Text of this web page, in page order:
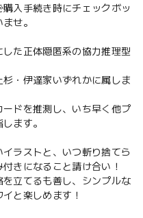
購入手続き時にチェックボッ
せ。
た正体隠匿系の協力推理型
・伊達家いずれかに属しま
ドを推測し、いち早く他プ
ます。
ラストと、いつ斬り捨てら
きになること請け合い！
立てるも善し、シンプルな
と楽しめます！